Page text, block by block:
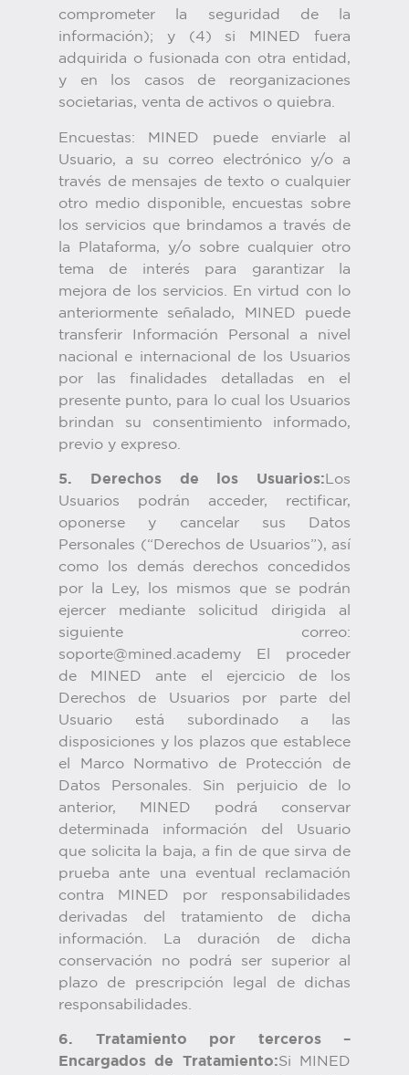
comprometer la seguridad de la
información); y (4) si MINED fuera
adquirida o fusionada con otra entidad,
y en los casos de reorganizaciones
societarias, venta de activos o quiebra.
Encuestas: MINED puede enviarle al
Usuario, a su correo electrónico y/o a
través de mensajes de texto o cualquier
otro medio disponible, encuestas sobre
los servicios que brindamos a través de
la Plataforma, y/o sobre cualquier otro
tema de interés para garantizar la
mejora de los servicios. En virtud con lo
anteriormente señalado, MINED puede
transferir Información Personal a nivel
nacional e internacional de los Usuarios
por las finalidades detalladas en el
presente punto, para lo cual los Usuarios
brindan su consentimiento informado,
previo y expreso.
5. Derechos de los Usuarios: Los
Usuarios podrán acceder, rectificar,
oponerse y cancelar sus Datos
Personales (“Derechos de Usuarios”), así
como los demás derechos concedidos
por la Ley, los mismos que se podrán
ejercer mediante solicitud dirigida al
siguiente correo:
soporte@mined.academy El proceder
de MINED ante el ejercicio de los
Derechos de Usuarios por parte del
Usuario está subordinado a las
disposiciones y los plazos que establece
el Marco Normativo de Protección de
Datos Personales. Sin perjuicio de lo
anterior, MINED podrá conservar
determinada información del Usuario
que solicita la baja, a fin de que sirva de
prueba ante una eventual reclamación
contra MINED por responsabilidades
derivadas del tratamiento de dicha
información. La duración de dicha
conservación no podrá ser superior al
plazo de prescripción legal de dichas
responsabilidades.
6. Tratamiento por terceros –
Encargados de Tratamiento:Si MINED